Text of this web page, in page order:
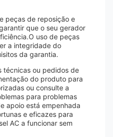
peças de reposição e
que o seu gerador
uso de peças
a integridade do
da garantia.
técnicas ou pedidos de
do produto para
ou consulte a
para problemas
apoio está empenhada
e eficazes para
AC a funcionar sem